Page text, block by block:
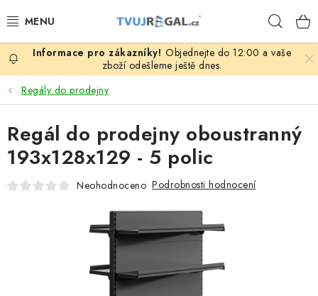
na
ZBOŽÍ ZA NÁKUPNÍ CENY
REGÁLY PODLE ROZMĚRŮ MATERIÁLU A SÉRIÍ
NEREZOVÉ A GASTRO PRODUKTY
ZAHRADA, OKOLÍ DOMU
FIRMA, GARÁŽ, DÍLNA, SKLEP
Objednejte do 12:00 a vaše
zboží odešleme ještě dnes.
Regály do prodejny
Regál do prodejny oboustranný
193x128x129 - 5 polic
Neohodnoceno Podrobnosti hodnocení